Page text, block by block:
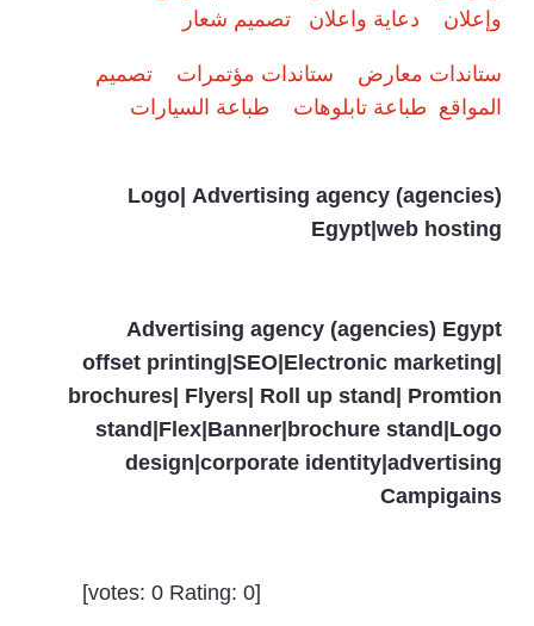
وإعلان
دعاية واعلان تصميم شعار
ستاندات معارض ستاندات مؤتمرات
تصميم
المواقع طباعة تابلوهات طباعة السيارات
Logo| Advertising agency (agencies)
Egypt|web hosting
Advertising agency (agencies) Egypt
offset printing|SEO|Electronic marketing|
brochures| Flyers| Roll up stand| Promtion
stand|Flex|Banner|brochure stand|Logo
design|corporate identity|advertising
Campigains
[votes:
0 Rating: 0
]